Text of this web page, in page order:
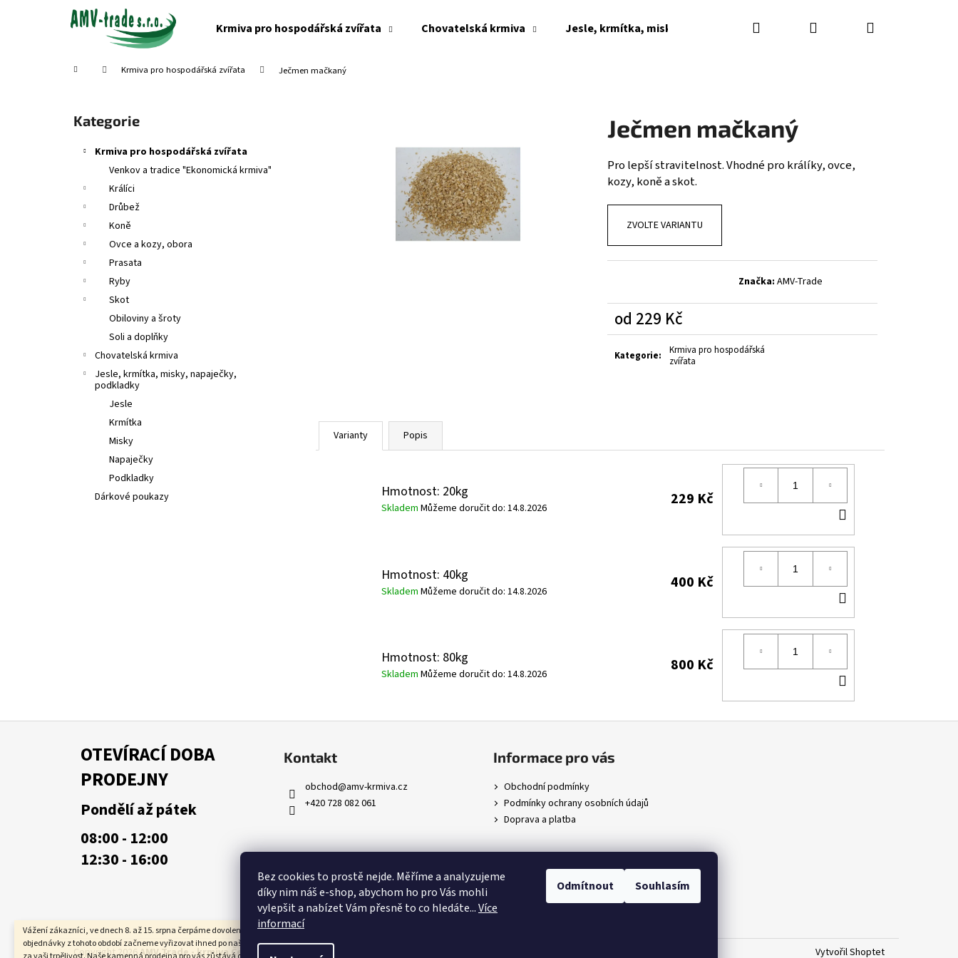
Bez cookies to prostě nejde. Měříme a analyzujeme
díky nim náš e-shop, abychom ho pro Vás mohli
vylepšit a nabízet Vám přesně to co hledáte...Více
informací
Odmítnout Souhlasím
Vážení zákazníci, ve dnech 8. až 15. srpna čerpáme dovolenou. Veškeré online
objednávky z tohoto období začneme vyřizovat ihned po našem návratu. Děkujeme
Krmiva pro hospodářská zvířata Chovatelská krmiva Jesle, krmítka, misky, napaječky, podkladky Dárkové poukazy
Hledat PřihlášeníNákupní
Domů Krmiva pro hospodářská zvířata Ječmen mačkaný
Přeskočit
kategorie
Kategorie
Krmiva pro hospodářská zvířata
Venkov a tradice "Ekonomická krmiva"
Králíci
Drůbež
Koně
Ovce a kozy, obora
Prasata
Ryby
Skot
Obiloviny a šroty
Soli a doplňky
Chovatelská krmiva
Jesle, krmítka, misky, napaječky,
podkladky
Jesle
Krmítka
Misky
Napaječky
Podkladky
Dárkové poukazy
Ječmen mačkaný
Pro lepší stravitelnost. Vhodné pro králíky, ovce,
kozy, koně a skot.
ZVOLTE VARIANTU
Značka: AMV-Trade
od 229 Kč
Měrná
Kategorie:
Krmiva pro hospodářská
zvířata
Varianty Popis
Hmotnost: 20kg
Skladem Můžeme doručit do: 14.8.2026 229 Kč
KOŠÍKU
Hmotnost: 40kg
Skladem Můžeme doručit do: 14.8.2026 400 Kč
KOŠÍKU
Hmotnost: 80kg
Skladem Můžeme doručit do: 14.8.2026 800 Kč
KOŠÍKU
Co potřebujete najít?
Doporučujeme
OTEVÍRACÍ DOBA
PRODEJNY
Pondělí až pátek
08:00 - 12:00
12:30 - 16:00
Kontakt
obchod@amv-krmiva.cz
+420 728 082 061
Informace pro vás
Obchodní podmínky
Podmínky ochrany osobních údajů
Doprava a platba
Vytvořil Shoptet
Copyright 2026AMV Trade - krmiva Česká Lípa . Všechna práva vyhrazena.